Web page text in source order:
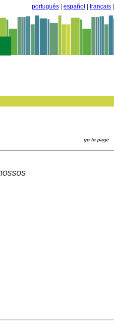
português español français
go to page